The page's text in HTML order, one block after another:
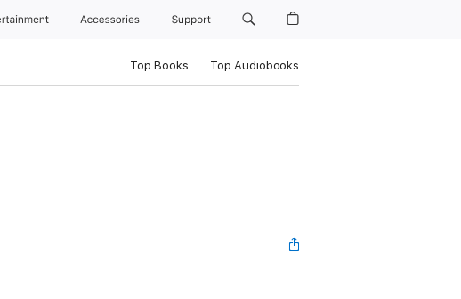
Accessories Support
Top Books Top Audiobooks